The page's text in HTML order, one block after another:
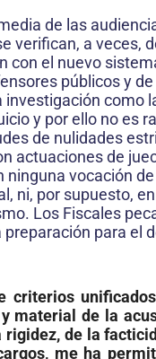
de las
verifican, a veces,
con el nuevo
públicos y
investigación como
y por ello no es
de nulidades
actuaciones de
ninguna vocación
ni, por supuesto,
Los Fiscales
preparación para el
criterios
material de la
rigidez, de la
me ha